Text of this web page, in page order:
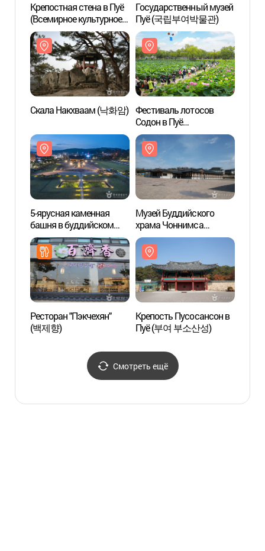
Крепостная стена в Пуё
(Всемирное культурное
наследие ЮНЕСКО) (부여
나성 [유네스코
세계문화유산])
Государственный музей
Пуё (국립부여박물관)
Скала Накхваам (낙화암) Фестиваль лотосов
Содон в Пуё
(부여서동연꽃축제)
5-ярусная каменная
башня в буддийском
храме Чоннимса в Пуё
[Всемирное наследние
ЮНЕСКО] (부여 정림사지
오층석탑 [유네스코
세계유산])
Музей Буддийского
храма Чоннимса
(정림사지박물관)
Ресторан "Пэкчехян"
(백제향)
Крепость Пусосансон в
Пуё (부여 부소산성)
Смотреть ещё